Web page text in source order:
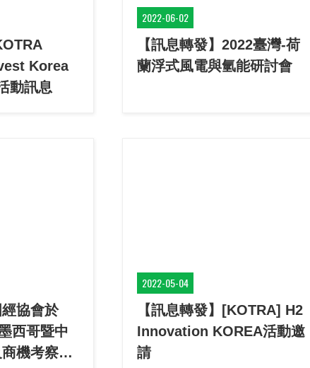
Korea
動訊息
2022-06-02
【訊息轉發】2022臺灣-荷
蘭浮式風電與氫能研討會
經協會於
西哥暨中
機考察
2022-05-04
【訊息轉發】[KOTRA] H2
Innovation KOREA活動邀
請